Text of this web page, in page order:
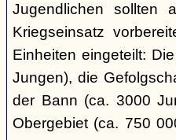
Jugendlichen sollten
Kriegseinsatz
Einheiten eingeteilt:
Jungen), die
der Bann (ca. 3000
Obergebiet (ca. 750